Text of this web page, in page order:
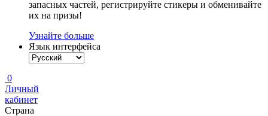
запасных частей, регистрируйте стикеры и обменивайте
их на призы!
Узнайте больше
Язык интерфейса
0
Личный
кабинет
Страна